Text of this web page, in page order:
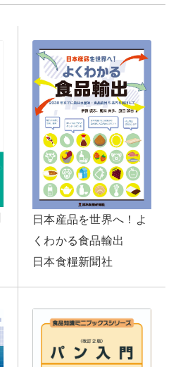
日本産品を世界へ！よ
くわかる食品輸出
日本食糧新聞社